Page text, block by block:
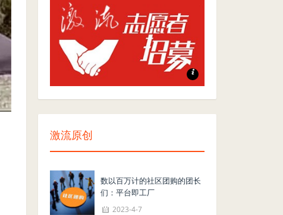
志愿者招募
激流原创
数以百万计的社区团购的团长
们：平台即工厂
2023-4-7